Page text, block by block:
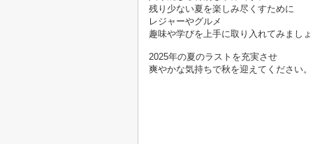
残り少ない夏を楽しみ尽くすために
レジャーやグルメ
趣味や学びを上手に取り入れてみまし
2025年の夏のラストを充実させ
爽やかな気持ちで秋を迎えてください。